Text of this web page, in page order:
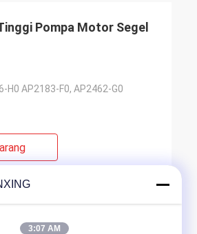
Pompa Motor Segel
H0 AP2183-F0, AP2462-G0
3:07 AM